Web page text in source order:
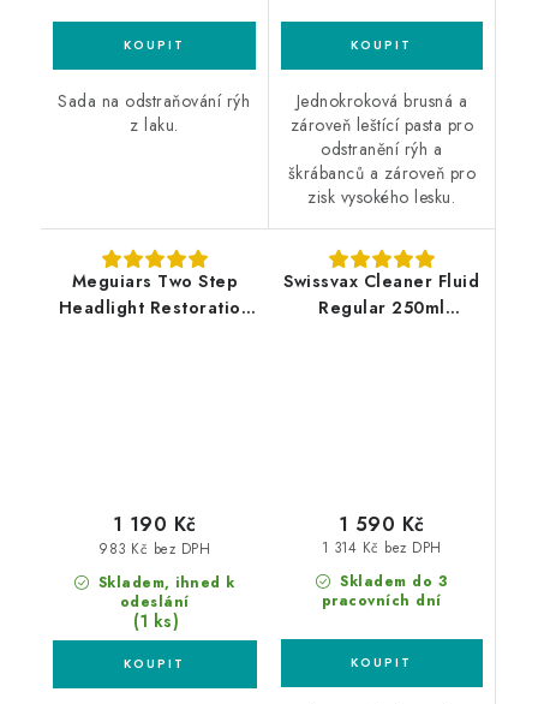
Sada na odstraňování rýh
z laku.
Jednokroková brusná a
zároveň leštící pasta pro
odstranění rýh a
škrábanců a zároveň pro
zisk vysokého lesku.
Meguiars Two Step
Headlight Restoration
Skladem, ihned k
odeslání
(1 ks)
983 Kč bez DPH
1 190 Kč
Swissvax Cleaner Fluid
Regular 250ml
Skladem do 3
pracovních dní
1 314 Kč bez DPH
1 590 Kč